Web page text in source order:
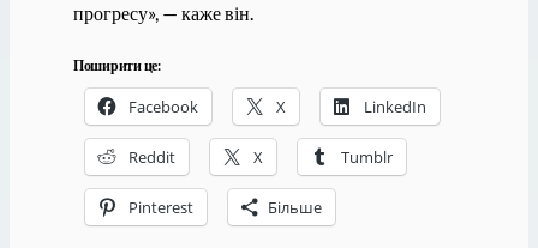
прогресу», — каже він.
Поширити це:
Facebook X LinkedIn
Reddit X Tumblr
Pinterest Більше